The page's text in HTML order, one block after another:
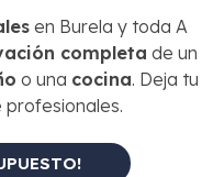
en Burela y toda A
completa de un
o una cocina. Deja tu